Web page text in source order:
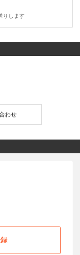
りします
わせ